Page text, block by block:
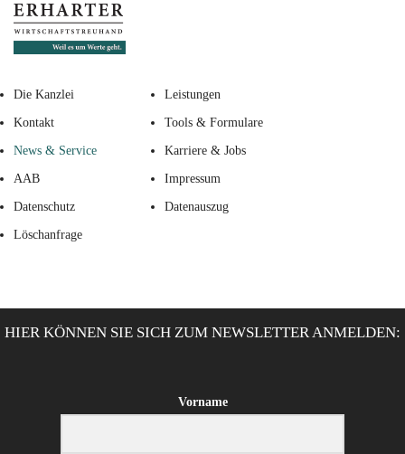
Die Kanzlei Leistungen
Kontakt Tools & Formulare
News & Service Karriere & Jobs
AAB Impressum
Datenschutz Datenauszug
Löschanfrage
HIER KÖNNEN SIE SICH ZUM NEWSLETTER ANMELDEN:
Vorname